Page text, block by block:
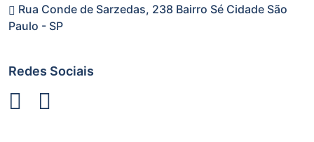
Rua Conde de Sarzedas, 238 Bairro Sé Cidade São
Paulo - SP
Redes Sociais